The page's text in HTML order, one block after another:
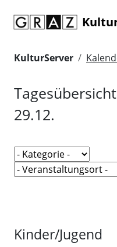
KulturServer
Tagesübersicht
29.12.
Kinder/Jugend